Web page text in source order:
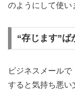
のようにして使い
“存じます”ば
ビジネスメール
すると気持ち悪い